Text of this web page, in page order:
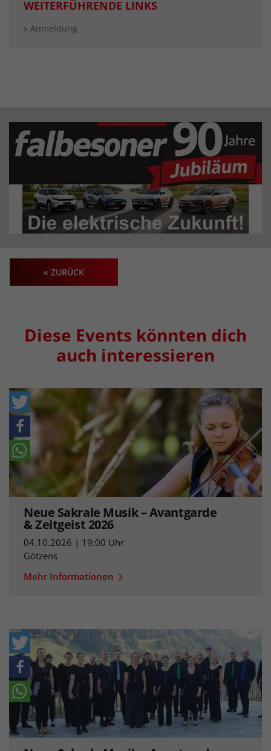
WEITERFÜHRENDE LINKS
» Anmeldung
« ZURÜCK
Diese Events könnten dich
auch interessieren
Neue Sakrale Musik – Avantgarde
& Zeitgeist 2026
04.10.2026 | 19:00 Uhr
Götzens
Mehr Informationen